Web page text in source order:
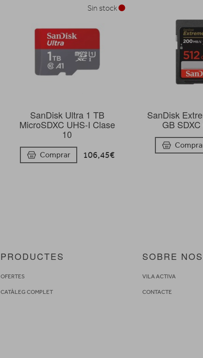
SanDisk Ultra 1 TB
MicroSDXC UHS-I Clase
10
Comprar 106,45€
Sin stock
SanDisk
GB
PRODUCTES
OFERTES
CATÀLEG COMPLET
SOBRE
VILA ACTIVA
CONTACTE